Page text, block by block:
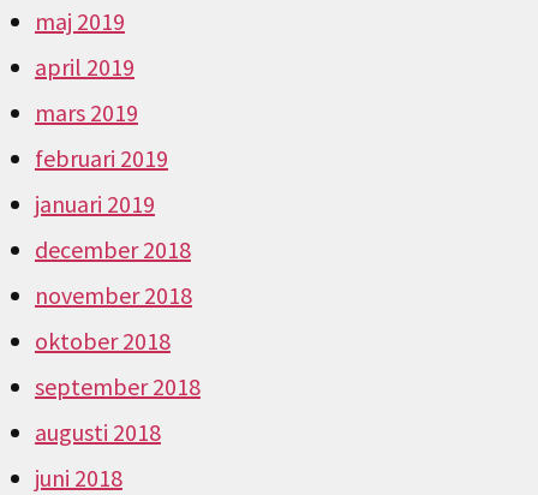
maj 2019
april 2019
mars 2019
februari 2019
januari 2019
december 2018
november 2018
oktober 2018
september 2018
augusti 2018
juni 2018